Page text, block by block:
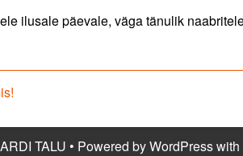
ilusale päevale, väga tänulik
TALU • Powered byWordPresswith